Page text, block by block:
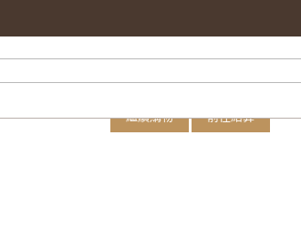
購物車內有 1 件
繼續購物
前往結算